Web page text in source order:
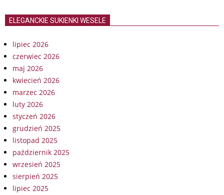
ELEGANCKIE SUKIENKI WESELE
lipiec 2026
czerwiec 2026
maj 2026
kwiecień 2026
marzec 2026
luty 2026
styczeń 2026
grudzień 2025
listopad 2025
październik 2025
wrzesień 2025
sierpień 2025
lipiec 2025